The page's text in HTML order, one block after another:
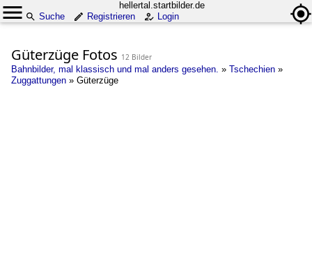
hellertal.startbilder.de
Suche
Registrieren Login
Güterzüge Fotos 12 Bilder
Bahnbilder, mal klassisch und mal anders gesehen. » Tschechien »
Zuggattungen » Güterzüge